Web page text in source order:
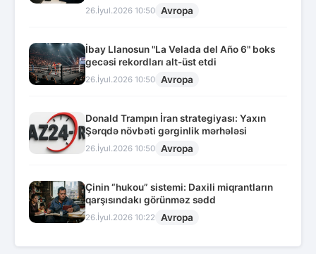
26.İyul.2026 10:50 Avropa
İbay Llanosun "La Velada del Año 6" boks
gecəsi rekordları alt-üst etdi
26.İyul.2026 10:50 Avropa
Donald Trampın İran strategiyası: Yaxın
Şərqdə növbəti gərginlik mərhələsi
26.İyul.2026 10:50 Avropa
Çinin “hukou” sistemi: Daxili miqrantların
qarşısındakı görünməz sədd
26.İyul.2026 10:22 Avropa